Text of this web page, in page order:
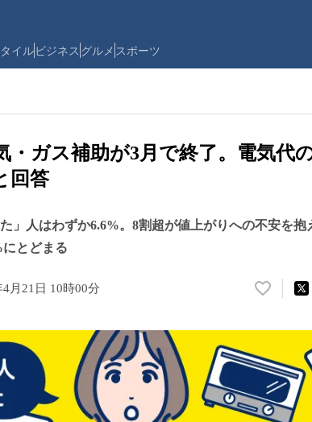
イルビジネス グルメ スポーツ
・ガス補助が3月で終了。電気代
回答
」人はわずか6.6%。8割超が値上がりへの不安を抱
とどまる
4月21日 10時00分
い
ね
数
を
読
み